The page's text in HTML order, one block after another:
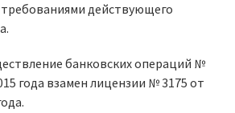
требованиями действующего
банковских операций №
года взамен лицензии № 3175 от